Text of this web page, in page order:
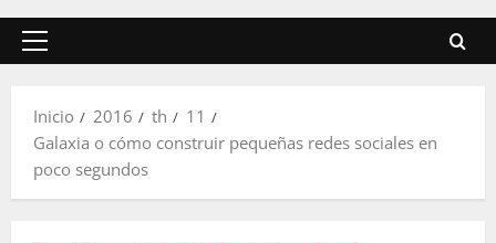
Menú
Inicio
2016 th
11
Galaxia o cómo construir pequeñas redes sociales en
poco segundos